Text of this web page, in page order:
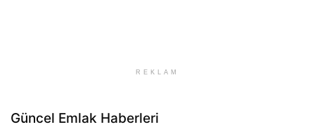
REKLAM
Güncel Emlak Haberleri